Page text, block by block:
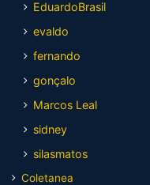
EduardoBrasil
evaldo
fernando
gonçalo
Marcos Leal
sidney
silasmatos
Coletanea